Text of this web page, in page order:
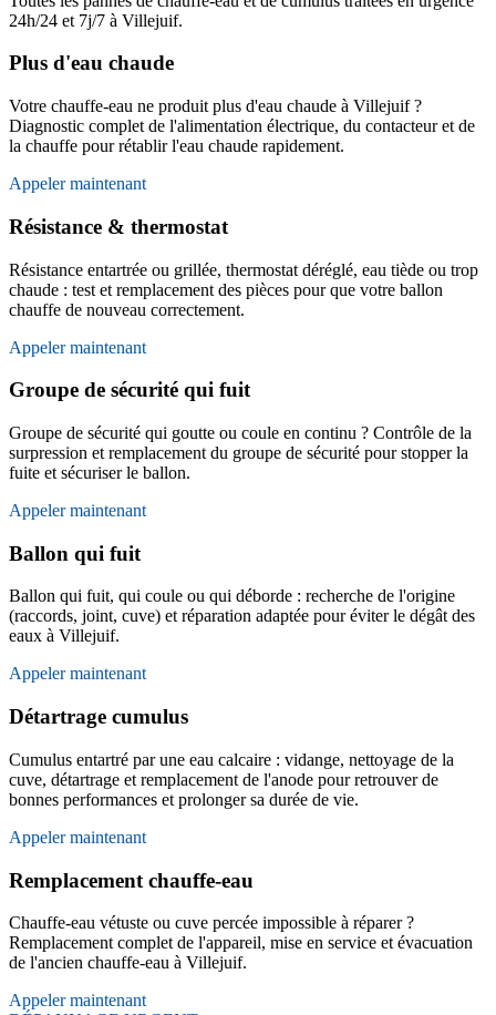
24h/24 et 7j/7 à Villejuif.
Plus d'eau chaude
Votre chauffe-eau ne produit plus d'eau chaude à Villejuif ?
Diagnostic complet de l'alimentation électrique, du contacteur et de
la chauffe pour rétablir l'eau chaude rapidement.
Appeler maintenant
Résistance & thermostat
Résistance entartrée ou grillée, thermostat déréglé, eau tiède ou trop
chaude : test et remplacement des pièces pour que votre ballon
chauffe de nouveau correctement.
Appeler maintenant
Groupe de sécurité qui fuit
Groupe de sécurité qui goutte ou coule en continu ? Contrôle de la
surpression et remplacement du groupe de sécurité pour stopper la
fuite et sécuriser le ballon.
Appeler maintenant
Ballon qui fuit
Ballon qui fuit, qui coule ou qui déborde : recherche de l'origine
(raccords, joint, cuve) et réparation adaptée pour éviter le dégât des
eaux à Villejuif.
Appeler maintenant
Détartrage cumulus
Cumulus entartré par une eau calcaire : vidange, nettoyage de la
cuve, détartrage et remplacement de l'anode pour retrouver de
bonnes performances et prolonger sa durée de vie.
Appeler maintenant
Remplacement chauffe-eau
Chauffe-eau vétuste ou cuve percée impossible à réparer ?
Remplacement complet de l'appareil, mise en service et évacuation
de l'ancien chauffe-eau à Villejuif.
Appeler maintenant